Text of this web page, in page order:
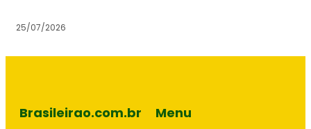
25/07/2026
Brasileirao.com.br Menu